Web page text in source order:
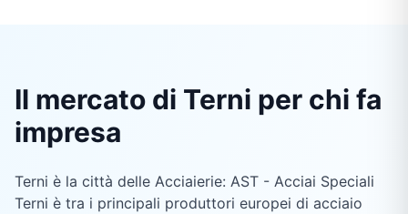
Il mercato di Terni per chi fa
impresa
Terni è la città delle Acciaierie: AST - Acciai Speciali
Terni è tra i principali produttori europei di acciaio